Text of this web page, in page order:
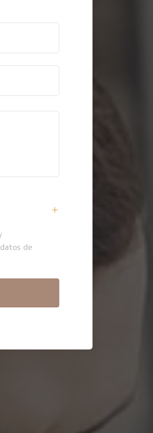
de